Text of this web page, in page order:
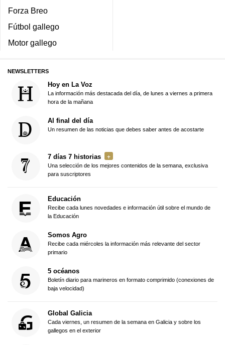
Forza Breo
Fútbol gallego
Motor gallego
NEWSLETTERS
Hoy en La Voz
La información más destacada del día, de lunes a viernes a primera
hora de la mañana
Al final del día
Un resumen de las noticias que debes saber antes de acostarte
7 días 7 historias
Una selección de los mejores contenidos de la semana, exclusiva
para suscriptores
Educación
Recibe cada lunes novedades e información útil sobre el mundo de
la Educación
Somos Agro
Recibe cada miércoles la información más relevante del sector
primario
5 océanos
Boletín diario para marineros en formato comprimido (conexiones de
baja velocidad)
Global Galicia
Cada viernes, un resumen de la semana en Galicia y sobre los
gallegos en el exterior